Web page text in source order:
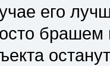
его
брашем